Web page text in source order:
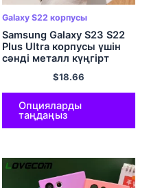
Galaxy S22 корпусы
Samsung Galaxy S23 S22
Plus Ultra корпусы үшін
сәнді металл күңгірт
соққыға төзімді бампер
қатты артқы қақпақ
линзадан қорғайтын
аксессуарлар
$18.66
Опцияларды
таңдаңыз